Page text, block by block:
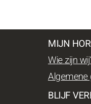
MIJN
Wie zijn
Algemene
BLIJF